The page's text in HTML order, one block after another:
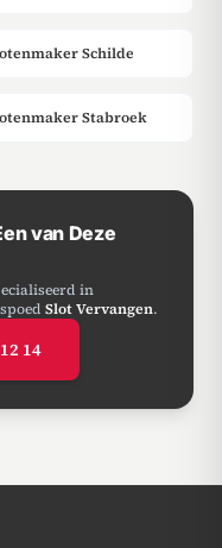
Schilde
Stabroek
van Deze
in
Slot Vervangen.
14